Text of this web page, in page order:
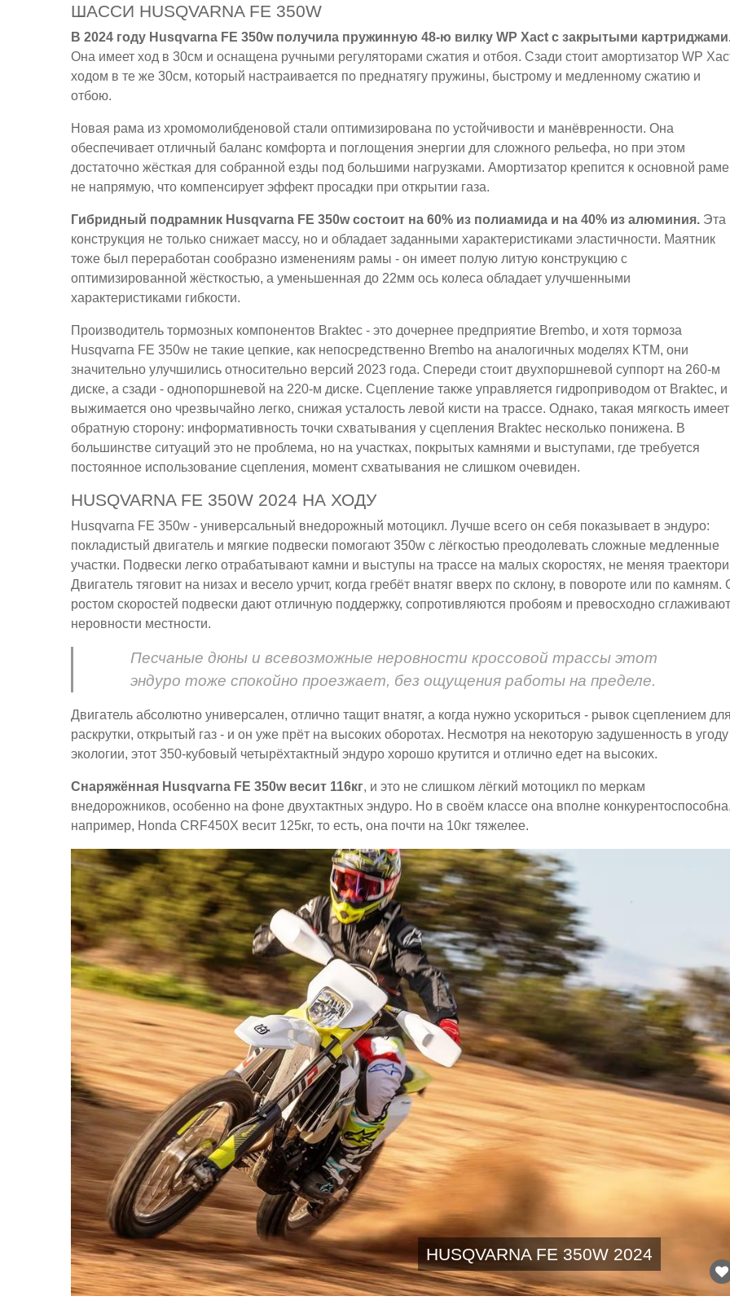
ШАССИ HUSQVARNA FE 350W
В 2024 году Husqvarna FE 350w получила пружинную 48-ю вилку WP Xact с закрытыми
Она имеет ход в 30см и оснащена ручными регуляторами сжатия и отбоя. Сзади стоит амортизатор WP
ходом в те же 30см, который настраивается по преднатягу пружины, быстрому и медленному сжатию и
отбою.
Новая рама из хромомолибденовой стали оптимизирована по устойчивости и манёвренности. Она
обеспечивает отличный баланс комфорта и поглощения энергии для сложного рельефа, но при этом
достаточно жёсткая для собранной езды под большими нагрузками. Амортизатор крепится к основной раме
не напрямую, что компенсирует эффект просадки при открытии газа.
Гибридный подрамник Husqvarna FE 350w состоит на 60% из полиамида и на 40% из алюминия. Эта
конструкция не только снижает массу, но и обладает заданными характеристиками эластичности. Маятник
тоже был переработан сообразно изменениям рамы - он имеет полую литую конструкцию с
оптимизированной жёсткостью, а уменьшенная до 22мм ось колеса обладает улучшенными
характеристиками гибкости.
Производитель тормозных компонентов Braktec - это дочернее предприятие Brembo, и хотя тормоза
Husqvarna FE 350w не такие цепкие, как непосредственно Brembo на аналогичных моделях KTM, они
значительно улучшились относительно версий 2023 года. Спереди стоит двухпоршневой суппорт на 260-м
диске, а сзади - однопоршневой на 220-м диске. Сцепление также управляется гидроприводом от Braktec, и
выжимается оно чрезвычайно легко, снижая усталость левой кисти на трассе. Однако, такая мягкость
обратную сторону: информативность точки схватывания у сцепления Braktec несколько понижена. В
большинстве ситуаций это не проблема, но на участках, покрытых камнями и выступами, где требуется
постоянное использование сцепления, момент схватывания не слишком очевиден.
HUSQVARNA FE 350W 2024 НА ХОДУ
Husqvarna FE 350w - универсальный внедорожный мотоцикл. Лучше всего он себя показывает в эндуро:
покладистый двигатель и мягкие подвески помогают 350w с лёгкостью преодолевать сложные медленные
участки. Подвески легко отрабатывают камни и выступы на трассе на малых скоростях, не меняя
Двигатель тяговит на низах и весело урчит, когда гребёт внатяг вверх по склону, в повороте или по камням.
ростом скоростей подвески дают отличную поддержку, сопротивляются пробоям и превосходно сглаживают
неровности местности.
Песчаные дюны и всевозможные неровности кроссовой трассы этот
эндуро тоже спокойно проезжает, без ощущения работы на пределе.
Двигатель абсолютно универсален, отлично тащит внатяг, а когда нужно ускориться - рывок сцеплением
раскрутки, открытый газ - и он уже прёт на высоких оборотах. Несмотря на некоторую задушенность в угоду
экологии, этот 350-кубовый четырёхтактный эндуро хорошо крутится и отлично едет на высоких.
Снаряжённая Husqvarna FE 350w весит 116кг, и это не слишком лёгкий мотоцикл по меркам
внедорожников, особенно на фоне двухтактных эндуро. Но в своём классе она вполне
например, Honda CRF450X весит 125кг, то есть, она почти на 10кг тяжелее.
HUSQVARNA FE 350W 2024